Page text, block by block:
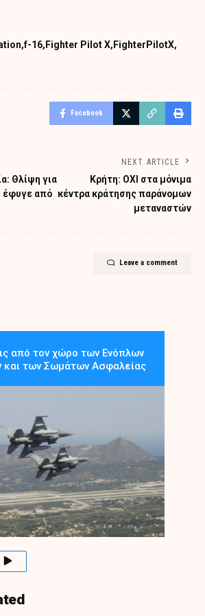
f-16 Fighter Pilot X FighterPilotX
Facebook
Θλίψη για
έφυγε από
NEXT ARTICLE
Κρήτη: ΟΧΙ στα μόνιμα
κέντρα κράτησης παράνομων
μεταναστών
Leave a comment
από τον χώρο των Ενόπλων
και των Σωμάτων Ασφαλείας